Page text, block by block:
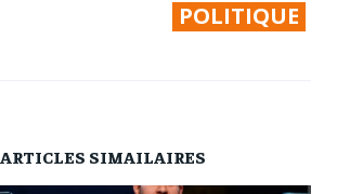
POLITIQUE
ARTICLES SIMAILAIRES